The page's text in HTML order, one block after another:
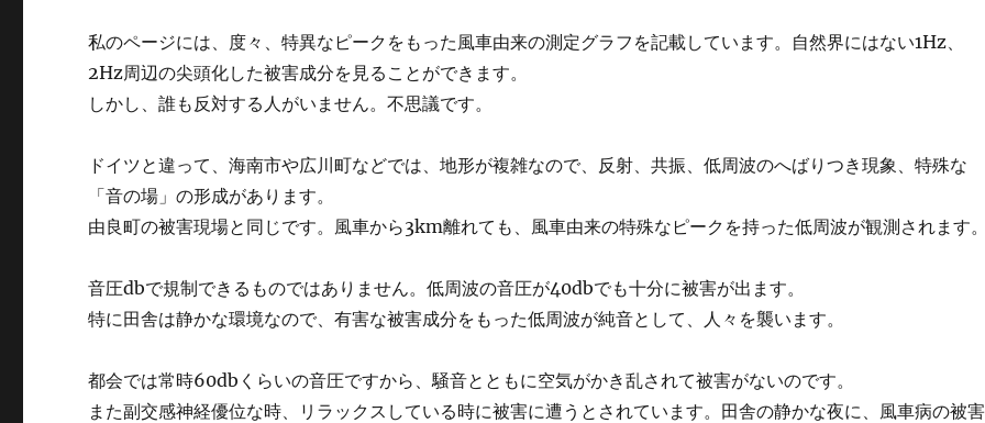
私のページには、度々、特異なピークをもった風車由来の測定グラフを記載しています。自然界にはない1Hz、
2Hz周辺の尖頭化した被害成分を見ることができます。
しかし、誰も反対する人がいません。不思議です。
ドイツと違って、海南市や広川町などでは、地形が複雑なので、反射、共振、低周波のへばりつき現象、特殊な
「音の場」の形成があります。
由良町の被害現場と同じです。風車から3km離れても、風車由来の特殊なピークを持った低周波が観測されます
音圧dbで規制できるものではありません。低周波の音圧が40dbでも十分に被害が出ます。
特に田舎は静かな環境なので、有害な被害成分をもった低周波が純音として、人々を襲います。
都会では常時60dbくらいの音圧ですから、騒音とともに空気がかき乱されて被害がないのです。
また副交感神経優位な時、リラックスしている時に被害に遭うとされています。田舎の静かな夜に、風車病の被害